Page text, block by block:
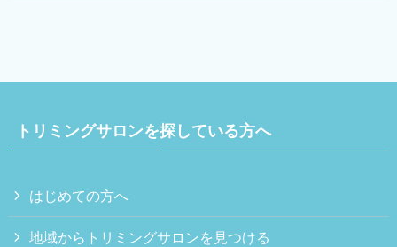
トリミングサロンを探している方へ
はじめての方へ
地域からトリミングサロンを見つける